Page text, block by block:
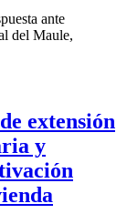
ante
del Maule,
extensión
y